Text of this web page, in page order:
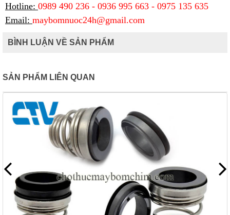
Hotline: 0989 490 236 - 0936 995 663 - 0975 135 635
Email: maybomnuoc24h@gmail.com
BÌNH LUẬN VỀ SẢN PHẨM
SẢN PHẨM LIÊN QUAN